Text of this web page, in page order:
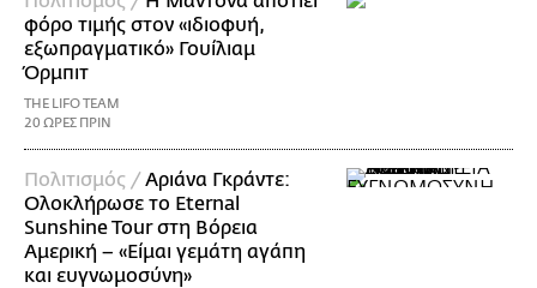
φόρο τιμής στον «ιδιοφυή,
εξωπραγματικό» Γουίλιαμ
Όρμπιτ
THE LIFO TEAM
20 ΩΡΕΣ ΠΡΙΝ
Πολιτισμός /Αριάνα Γκράντε:
Ολοκλήρωσε το Eternal
Sunshine Tour στη Βόρεια
Αμερική – «Είμαι γεμάτη αγάπη
και ευγνωμοσύνη»